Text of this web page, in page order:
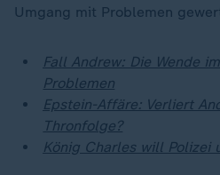
Umgang mit Problemen
Fall Andrew: Die Wende
Problemen
Epstein-Affäre: Verliert
Thronfolge?
König Charles will Polizei